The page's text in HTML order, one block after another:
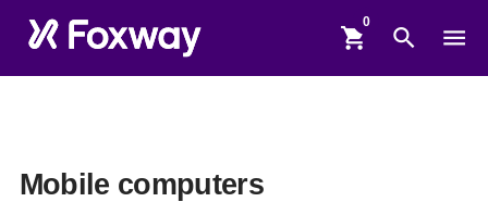
shopping_cart search menu
Mobile computers